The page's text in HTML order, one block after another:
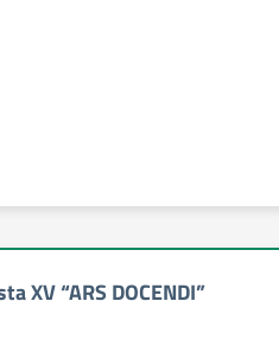
XV “ARS DOCENDI”